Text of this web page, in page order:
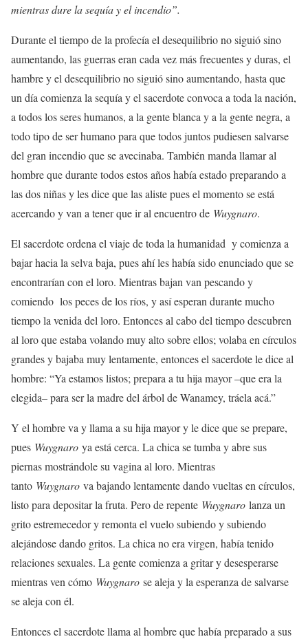
mientras dure la sequía y el incendio”.
Durante el tiempo de la profecía el desequilibrio no siguió sino
aumentando, las guerras eran cada vez más frecuentes y duras, el
hambre y el desequilibrio no siguió sino aumentando, hasta que
un día comienza la sequía y el sacerdote convoca a toda la nación,
a todos los seres humanos, a la gente blanca y a la gente negra, a
todo tipo de ser humano para que todos juntos pudiesen salvarse
del gran incendio que se avecinaba. También manda llamar al
hombre que durante todos estos años había estado preparando a
las dos niñas y les dice que las aliste pues el momento se está
acercando y van a tener que ir al encuentro de Wuygnaro.
El sacerdote ordena el viaje de toda la humanidad y comienza a
bajar hacia la selva baja, pues ahí les había sido enunciado que se
encontrarían con el loro. Mientras bajan van pescando y
comiendo los peces de los ríos, y así esperan durante mucho
tiempo la venida del loro. Entonces al cabo del tiempo descubren
al loro que estaba volando muy alto sobre ellos; volaba en círculos
grandes y bajaba muy lentamente, entonces el sacerdote le dice al
hombre: “Ya estamos listos; prepara a tu hija mayor –que era la
elegida– para ser la madre del árbol de Wanamey, tráela acá.”
Y el hombre va y llama a su hija mayor y le dice que se prepare,
pues Wuygnaro ya está cerca. La chica se tumba y abre sus
piernas mostrándole su vagina al loro. Mientras
tanto Wuygnaro va bajando lentamente dando vueltas en círculos,
listo para depositar la fruta. Pero de repente Wuygnaro lanza un
grito estremecedor y remonta el vuelo subiendo y subiendo
alejándose dando gritos. La chica no era virgen, había tenido
relaciones sexuales. La gente comienza a gritar y desesperarse
mientras ven cómo Wuygnaro se aleja y la esperanza de salvarse
se aleja con él.
Entonces el sacerdote llama al hombre que había preparado a sus